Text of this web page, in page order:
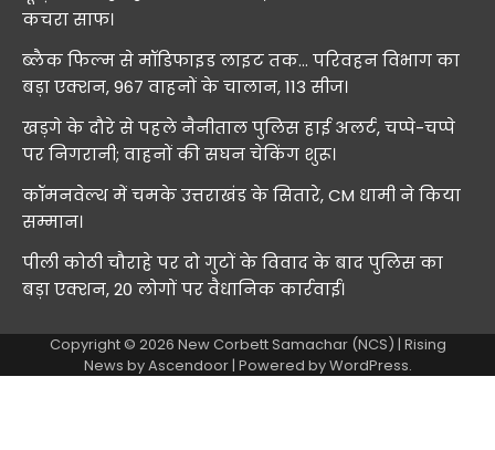
कचरा साफ।
ब्लैक फिल्म से मॉडिफाइड लाइट तक… परिवहन विभाग का
बड़ा एक्शन, 967 वाहनों के चालान, 113 सीज।
खड़गे के दौरे से पहले नैनीताल पुलिस हाई अलर्ट, चप्पे-चप्पे
पर निगरानी; वाहनों की सघन चेकिंग शुरू।
कॉमनवेल्थ में चमके उत्तराखंड के सितारे, CM धामी ने किया
सम्मान।
पीली कोठी चौराहे पर दो गुटों के विवाद के बाद पुलिस का
बड़ा एक्शन, 20 लोगों पर वैधानिक कार्रवाई।
Copyright © 2026 New Corbett Samachar (NCS) | Rising
News byAscendoor| Powered byWordPress.